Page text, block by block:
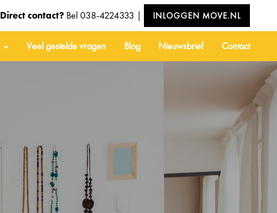
Direct contact? Bel038-4224333 | INLOGGEN MOVE.NL
Veel gestelde vragen Blog Nieuwsbrief Contact